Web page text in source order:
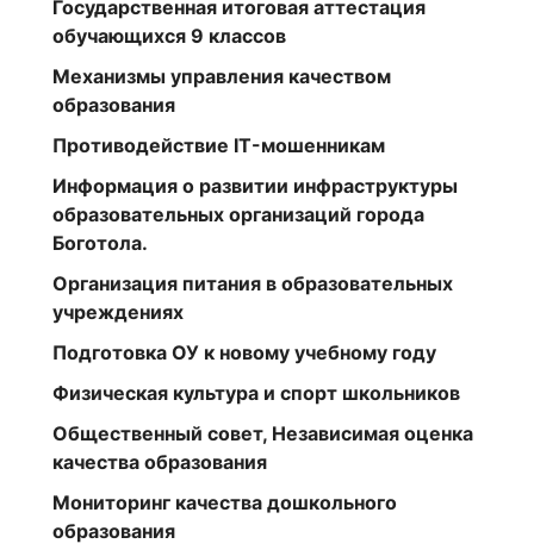
Государственная итоговая аттестация
обучающихся 9 классов
Механизмы управления качеством
образования
Противодействие IT-мошенникам
Информация о развитии инфраструктуры
образовательных организаций города
Боготола.
Организация питания в образовательных
учреждениях
Подготовка ОУ к новому учебному году
Физическая культура и спорт школьников
Общественный совет, Независимая оценка
качества образования
Мониторинг качества дошкольного
образования